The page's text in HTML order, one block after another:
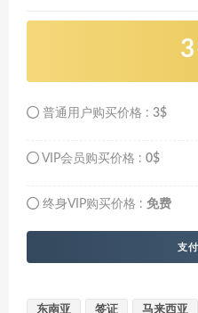
3
普通用户购买价格 : 3$
VIP会员购买价格 : 0$
终身VIP购买价格 : 免费
支
东南亚 签证 马来西亚